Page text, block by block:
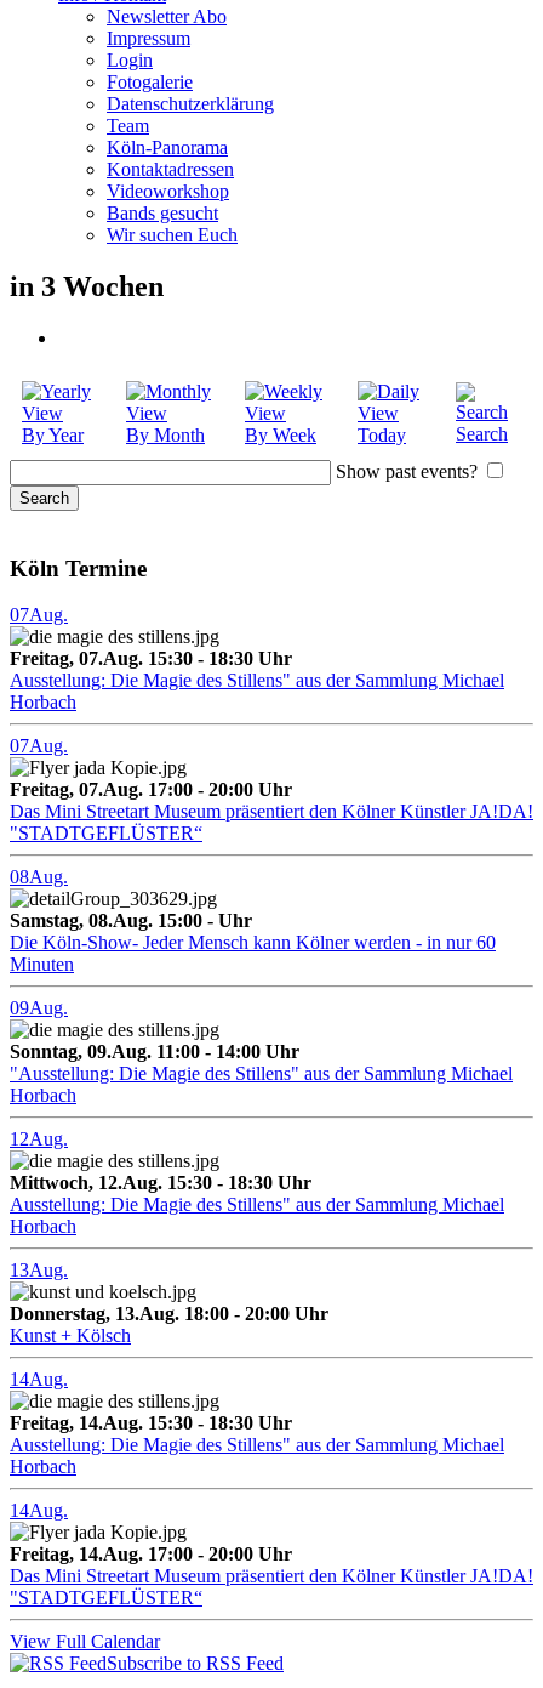
Newsletter Abo
Impressum
Login
Fotogalerie
Datenschutzerklärung
Team
Köln-Panorama
Kontaktadressen
Videoworkshop
Bands gesucht
Wir suchen Euch
in 3 Wochen
By Year By Month By Week Today
Search
Show past events?
Köln Termine
07Aug.
Freitag, 07.Aug. 15:30 - 18:30 Uhr
Ausstellung: Die Magie des Stillens" aus der Sammlung Michael
Horbach
07Aug.
Freitag, 07.Aug. 17:00 - 20:00 Uhr
Das Mini Streetart Museum präsentiert den Kölner Künstler JA!DA!
"STADTGEFLÜSTER“
08Aug.
Samstag, 08.Aug. 15:00 - Uhr
Die Köln-Show- Jeder Mensch kann Kölner werden - in nur 60
Minuten
09Aug.
Sonntag, 09.Aug. 11:00 - 14:00 Uhr
"Ausstellung: Die Magie des Stillens" aus der Sammlung Michael
Horbach
12Aug.
Mittwoch, 12.Aug. 15:30 - 18:30 Uhr
Ausstellung: Die Magie des Stillens" aus der Sammlung Michael
Horbach
13Aug.
Donnerstag, 13.Aug. 18:00 - 20:00 Uhr
Kunst + Kölsch
14Aug.
Freitag, 14.Aug. 15:30 - 18:30 Uhr
Ausstellung: Die Magie des Stillens" aus der Sammlung Michael
Horbach
14Aug.
Freitag, 14.Aug. 17:00 - 20:00 Uhr
Das Mini Streetart Museum präsentiert den Kölner Künstler JA!DA!
"STADTGEFLÜSTER“
View Full Calendar
Subscribe to RSS Feed